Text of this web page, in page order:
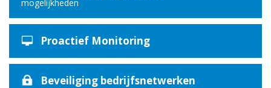
Proactief Monitoring
Beveiliging bedrijfsnetwerken